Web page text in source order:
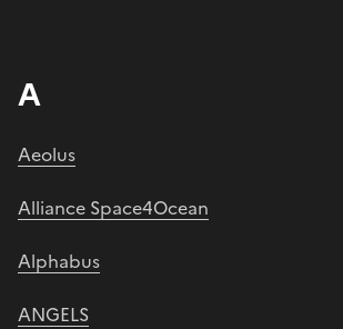
A
Aeolus
Alliance Space4Ocean
Alphabus
ANGELS